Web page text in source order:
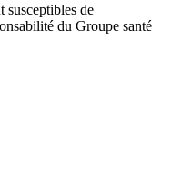
susceptibles de
du Groupe santé